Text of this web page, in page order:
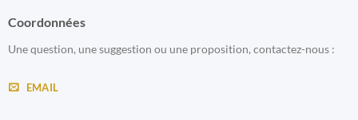
Coordonnées
Une question, une suggestion ou une proposition, contactez-nous :
EMAIL